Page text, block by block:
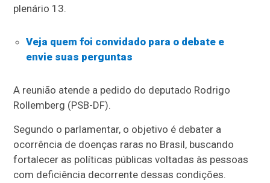
plenário 13.
Veja quem foi convidado para o debate e
envie suas perguntas
A reunião atende a pedido do deputado Rodrigo
Rollemberg (PSB-DF).
Segundo o parlamentar, o objetivo é debater a
ocorrência de doenças raras no Brasil, buscando
fortalecer as políticas públicas voltadas às pessoas
com deficiência decorrente dessas condições.